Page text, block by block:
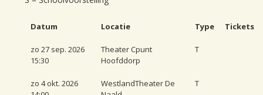
Datum Locatie Type Tickets
zo 27 sep. 2026
15:30
Theater Cpunt
Hoofddorp
T
zo 4 okt. 2026
WestlandTheater De
T